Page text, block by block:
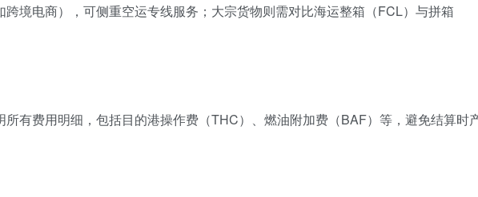
跨境电商），可侧重空运专线服务；大宗货物则需对比海运整箱（FCL）与拼箱
所有费用明细，包括目的港操作费（THC）、燃油附加费（BAF）等，避免结算时